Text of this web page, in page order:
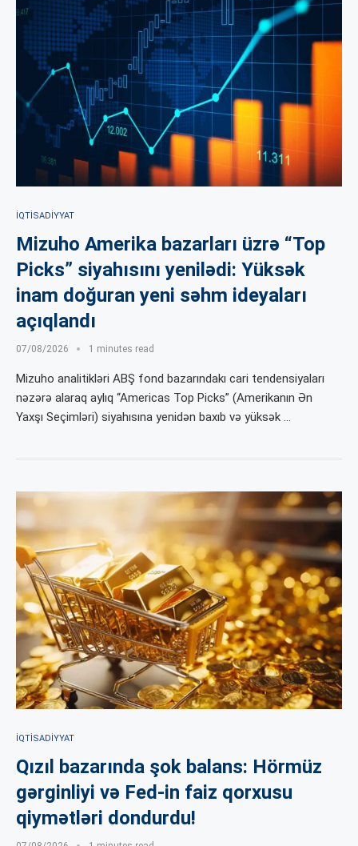
İQTISADIYYAT
Mizuho Amerika bazarları üzrə “Top
Picks” siyahısını yenilədi: Yüksək
inam doğuran yeni səhm ideyaları
açıqlandı
07/08/2026 1 minutes read
Mizuho analitikləri ABŞ fond bazarındakı cari tendensiyaları
nəzərə alaraq aylıq “Americas Top Picks” (Amerikanın Ən
Yaxşı Seçimləri) siyahısına yenidən baxıb və yüksək …
İQTISADIYYAT
Qızıl bazarında şok balans: Hörmüz
gərginliyi və Fed-in faiz qorxusu
qiymətləri dondurdu!